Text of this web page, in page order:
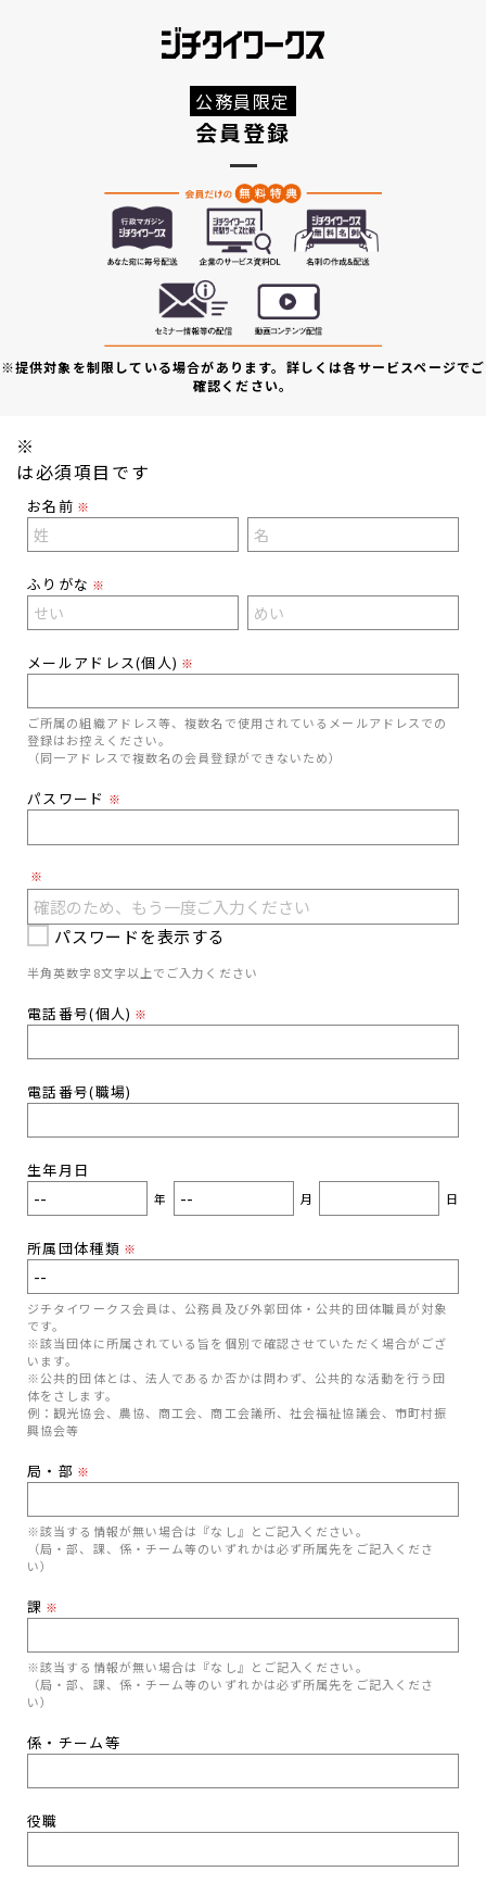
公務員限定
会員登録
※提供対象を制限している場合があります。詳しくは各サービスページでご
確認ください。
※
は必須項目です
お名前 ※
ふりがな ※
メールアドレス(個人) ※
ご所属の組織アドレス等、複数名で使用されているメールアドレスでの
登録はお控えください。
（同一アドレスで複数名の会員登録ができないため）
パスワード ※
※
パスワードを表示する
半角英数字8文字以上でご入力ください
電話番号(個人) ※
電話番号(職場)
生年月日
年 月 日
所属団体種類 ※
ジチタイワークス会員は、公務員及び外郭団体・公共的団体職員が対象
です。
※該当団体に所属されている旨を個別で確認させていただく場合がござ
います。
※公共的団体とは、法人であるか否かは問わず、公共的な活動を行う団
体をさします。
例：観光協会、農協、商工会、商工会議所、社会福祉協議会、市町村振
興協会等
局・部 ※
※該当する情報が無い場合は『なし』とご記入ください。
（局・部、課、係・チーム等のいずれかは必ず所属先をご記入くださ
い）
課 ※
※該当する情報が無い場合は『なし』とご記入ください。
（局・部、課、係・チーム等のいずれかは必ず所属先をご記入くださ
い）
係・チーム等
役職